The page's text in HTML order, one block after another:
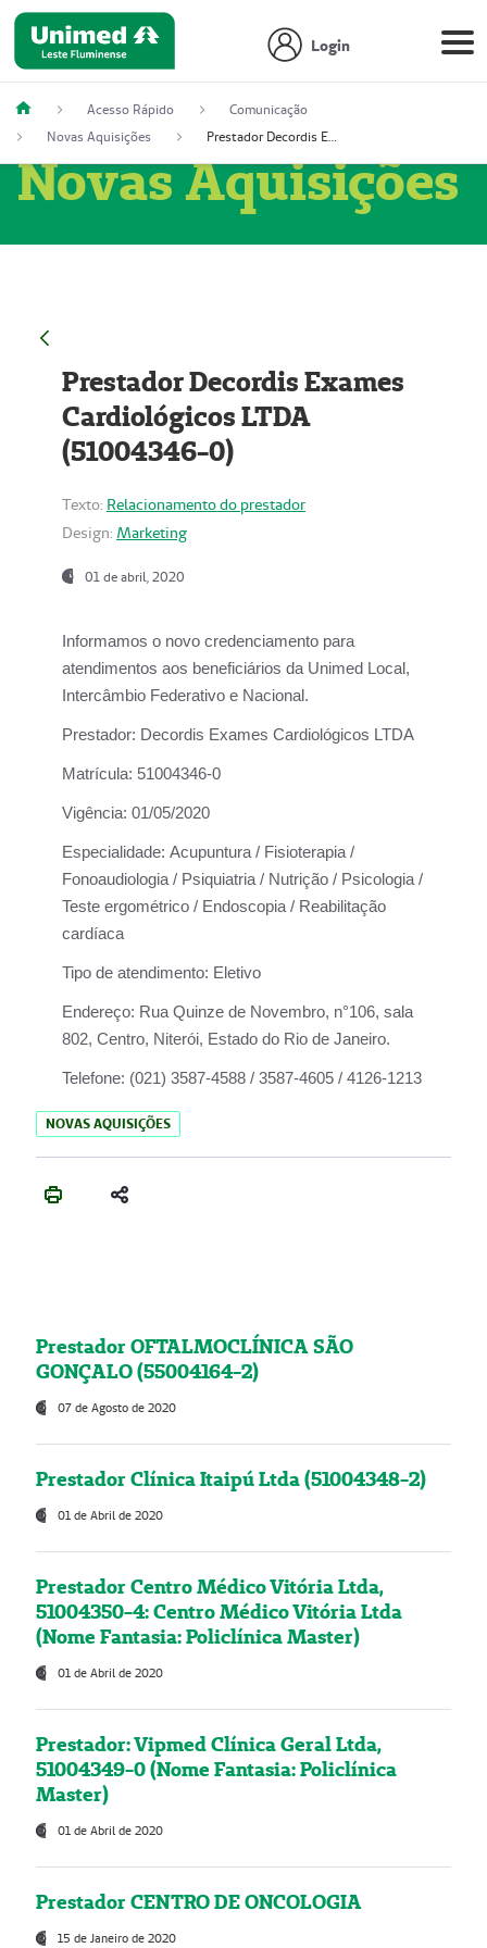
Login
Acesso Rápido
Comunicação
Novas Aquisições
Prestador Decordis Exames Cardiológicos LTDA (51004346-0)
Novas Aquisições
Prestador Decordis Exames
Cardiológicos LTDA
(51004346-0)
Texto: Relacionamento do prestador
Design: Marketing
01 de abril, 2020
Informamos o novo credenciamento para
atendimentos aos beneficiários da Unimed Local,
Intercâmbio Federativo e Nacional.
Prestador: Decordis Exames Cardiológicos LTDA
Matrícula: 51004346-0
Vigência: 01/05/2020
Especialidade: Acupuntura / Fisioterapia /
Fonoaudiologia / Psiquiatria / Nutrição / Psicologia /
Teste ergométrico / Endoscopia / Reabilitação
cardíaca
Tipo de atendimento: Eletivo
Endereço: Rua Quinze de Novembro, n°106, sala
802, Centro, Niterói, Estado do Rio de Janeiro.
Telefone: (021) 3587-4588 / 3587-4605 / 4126-1213
NOVAS AQUISIÇÕES
Prestador OFTALMOCLÍNICA SÃO
GONÇALO (55004164-2)
07 de Agosto de 2020
Prestador Clínica Itaipú Ltda (51004348-2)
01 de Abril de 2020
Prestador Centro Médico Vitória Ltda,
51004350-4: Centro Médico Vitória Ltda
(Nome Fantasia: Policlínica Master)
01 de Abril de 2020
Prestador: Vipmed Clínica Geral Ltda,
51004349-0 (Nome Fantasia: Policlínica
Master)
01 de Abril de 2020
Prestador CENTRO DE ONCOLOGIA
15 de Janeiro de 2020